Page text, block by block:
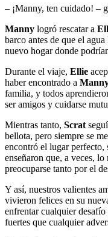
– ¡Manny, ten cuidado! –
Manny logró rescatar a
barco antes de que el
nuevo hogar donde
Durante el viaje, Ellie
haber encontrado a
familia, y todos
ser amigos y cuidarse
Mientras tanto, Scrat
bellota, pero siempre se
encontró el lugar perfecto,
enseñaron que, a veces,
preocuparse tanto por el
Y así, nuestros valientes
vivieron felices en su
enfrentar cualquier
fuertes que cualquier